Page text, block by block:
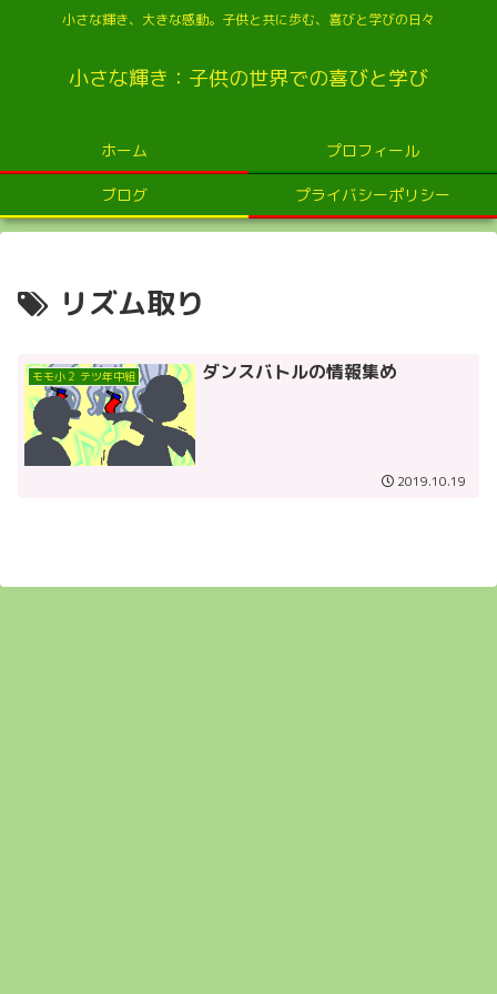
小さな輝き、大きな感動。子供と共に歩む、喜びと学びの日々
小さな輝き：子供の世界での喜びと学び
ホーム プロフィール
ブログ プライバシーポリシー
リズム取り
モモ小２ テツ年中組 ダンスバトルの情報集め
2019.10.19